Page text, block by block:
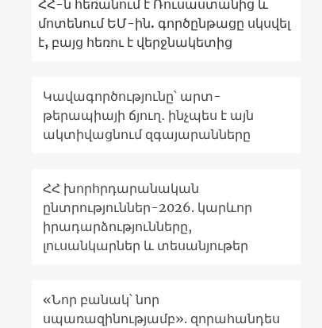
ՀՀ-ն հեռանում է Ռուսաստանից և
մոտենում ԵՄ-ին. գործընթացը սկսվել
է, բայց հեռու է վերջնակետից
Կավագործությունը՝ արտ-
թերապիայի ճյուղ․ ինչպես է այն
ակտիվացնում զգայարանները
ՀՀ խորհրդարանական
ընտրություններ-2026. կարևոր
իրադարձությունները,
լուսանկարներ և տեսանյութեր
«Նոր բանակ՝ նոր
սպառազինությամբ». զորահանդես